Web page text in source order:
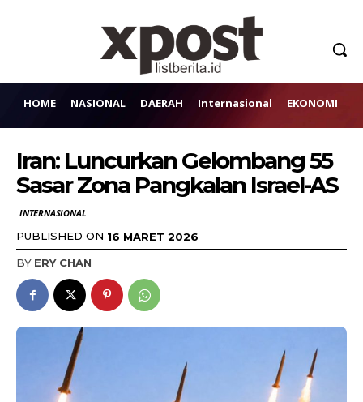
HOME NASIONAL DAERAH Internasional EKONOMI
Iran: Luncurkan Gelombang 55
Sasar Zona Pangkalan Israel-AS
INTERNASIONAL
PUBLISHED ON 16 MARET 2026
BY ERY CHAN